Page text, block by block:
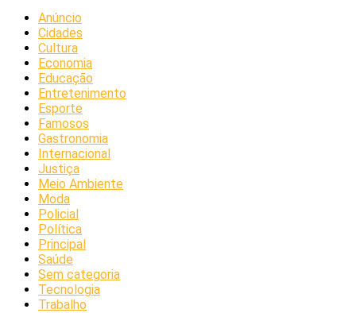
Anúncio
Cidades
Cultura
Economia
Educação
Entretenimento
Esporte
Famosos
Gastronomia
Internacional
Justiça
Meio Ambiente
Moda
Policial
Política
Principal
Saúde
Sem categoria
Tecnologia
Trabalho